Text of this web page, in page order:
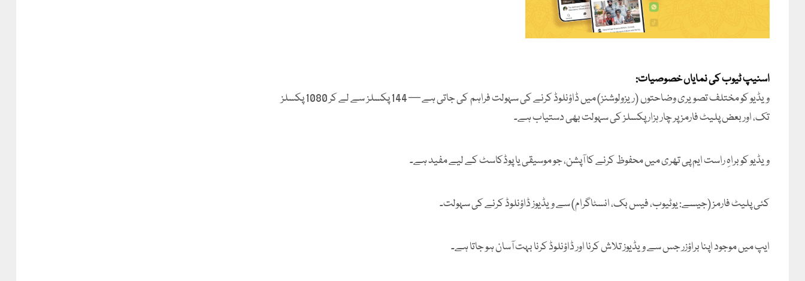
اسنیپ ٹیوب کی نمایاں خصوصیات:
ویڈیو کو مختلف تصویری وضاحتوں (ریزولوشنز) میں ڈاؤنلوڈ کرنے کی سہولت فراہم کی جاتی ہے — 144 پکسلز سے لے کر 1080 پکسلز
تک، اور بعض پلیٹ فارمز پر چار ہزار پکسلز کی سہولت بھی دستیاب ہے۔
ویڈیو کو براہِ راست ایم پی تھری میں محفوظ کرنے کا آپشن، جو موسیقی یا پوڈکاسٹ کے لیے مفید ہے۔
کئی پلیٹ فارمز (جیسے: یوٹیوب، فیس بک، انسٹاگرام) سے ویڈیوز ڈاؤنلوڈ کرنے کی سہولت۔
ایپ میں موجود اپنا براؤزر جس سے ویڈیوز تلاش کرنا اور ڈاؤنلوڈ کرنا بہت آسان ہو جاتا ہے۔